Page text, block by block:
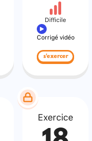
Difficile
Corrigé vidéo
s'exercer
Exercice